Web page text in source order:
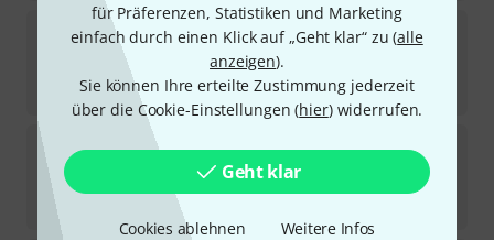
für Präferenzen, Statistiken und Marketing
einfach durch einen Klick auf „Geht klar“ zu (alle
anzeigen).
Sie können Ihre erteilte Zustimmung jederzeit
über die Cookie-Einstellungen (hier) widerrufen.
Geht klar
Cookies ablehnen Weitere Infos
Quelle est Belle Company Pheasant
Sofort lieferbar
27 €
Quelle est Belle Company